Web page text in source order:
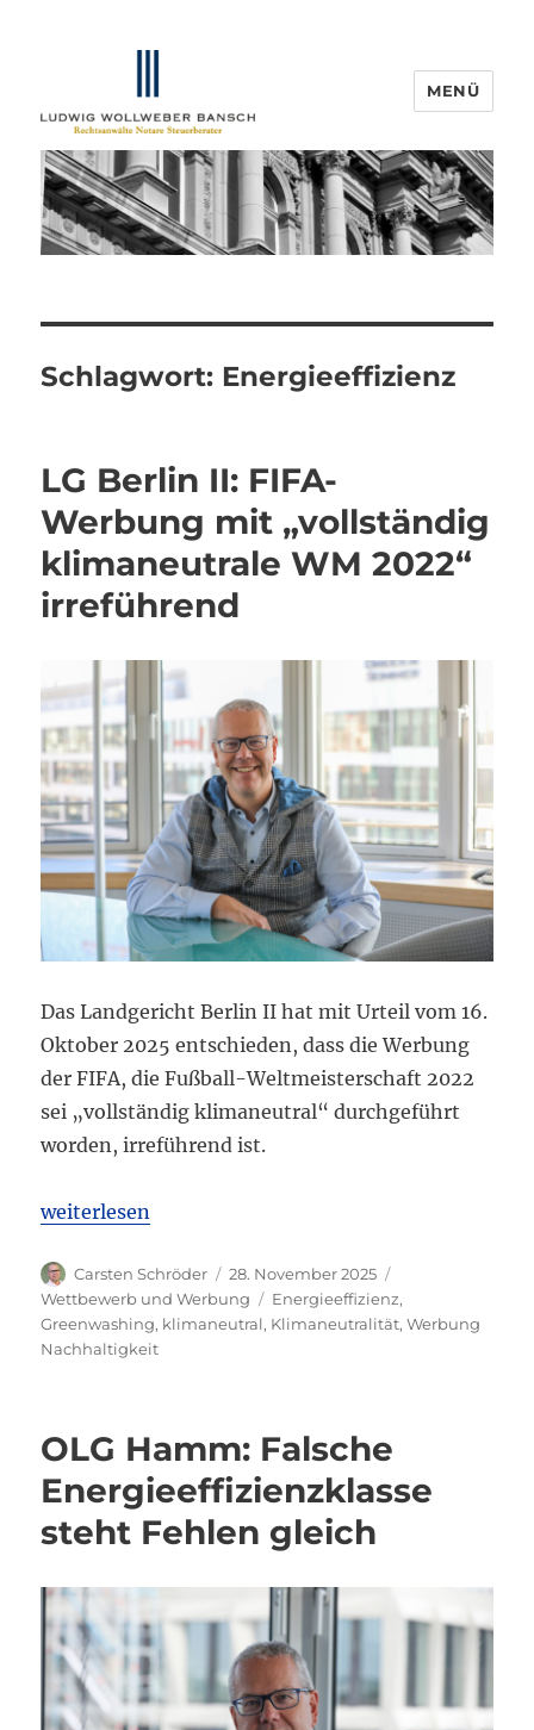
IP-Blogger.de
MENÜ
Schlagwort: Energieeffizienz
LG Berlin II: FIFA-
Werbung mit „vollständig
klimaneutrale WM 2022“
irreführend
Das Landgericht Berlin II hat mit Urteil vom 16.
Oktober 2025 entschieden, dass die Werbung
der FIFA, die Fußball-Weltmeisterschaft 2022
sei „vollständig klimaneutral“ durchgeführt
worden, irreführend ist.
„LG Berlin II: FIFA-Werbung mit „vollständig
weiterlesen
Autor
Carsten Schröder
Veröffentlicht
am
28. November 2025
Wettbewerb und Werbung
Schlagwörter
Energieeffizienz,
Greenwashing, klimaneutral, Klimaneutralität,Werbung
Nachhaltigkeit
OLG Hamm: Falsche
Energieeffizienzklasse
steht Fehlen gleich